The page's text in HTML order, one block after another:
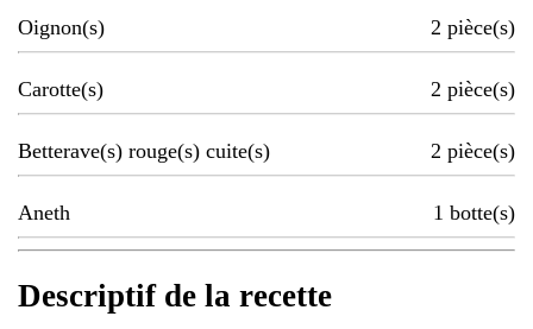
Oignon(s) 2 pièce(s)
Carotte(s) 2 pièce(s)
Betterave(s) rouge(s) cuite(s) 2 pièce(s)
Aneth 1 botte(s)
Descriptif de la recette